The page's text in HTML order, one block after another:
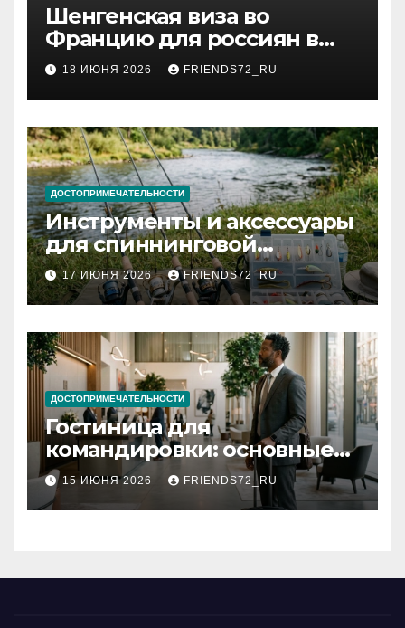
Шенгенская виза во
Францию для россиян в
2026 году: сроки от 3 дней
и список необходимых
документов
18 ИЮНЯ 2026 FRIENDS72_RU
ДОСТОПРИМЕЧАТЕЛЬНОСТИ
Инструменты и аксессуары
для спиннинговой
рыбалки: назначение и
типы
17 ИЮНЯ 2026 FRIENDS72_RU
ДОСТОПРИМЕЧАТЕЛЬНОСТИ
Гостиница для
командировки: основные
критерии выбора
15 ИЮНЯ 2026 FRIENDS72_RU